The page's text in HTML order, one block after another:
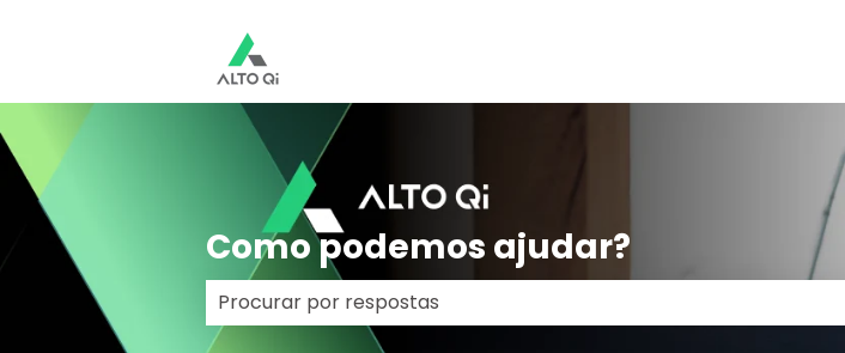
Como podemos ajudar?
Não há sugestões porque o campo de pesquisa está em branco.